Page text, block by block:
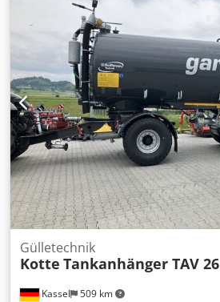
Kassel 509 km
Gülletechnik
Kotte Tankanhänger TAV 26